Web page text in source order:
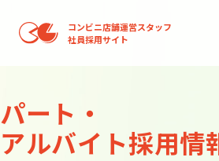
コンビニ店舗運営スタッフ
社員採用サイト
パート・
アルバイト採用情